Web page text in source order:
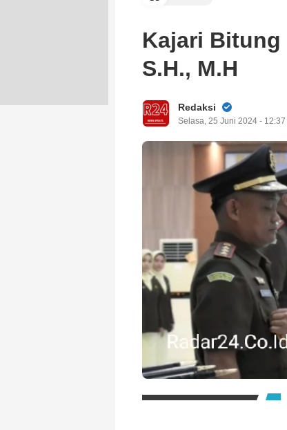
Kajari Bitung
S.H., M.H
Redaksi
Selasa, 25 Juni 2024 - 12:37